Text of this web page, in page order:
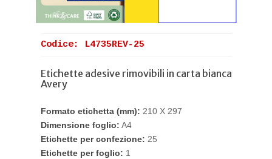
Codice: L4735REV-25
Etichette adesive rimovibili in carta bianca
Avery
Formato etichetta (mm): 210 X 297
Dimensione foglio: A4
Etichette per confezione: 25
Etichette per foglio: 1